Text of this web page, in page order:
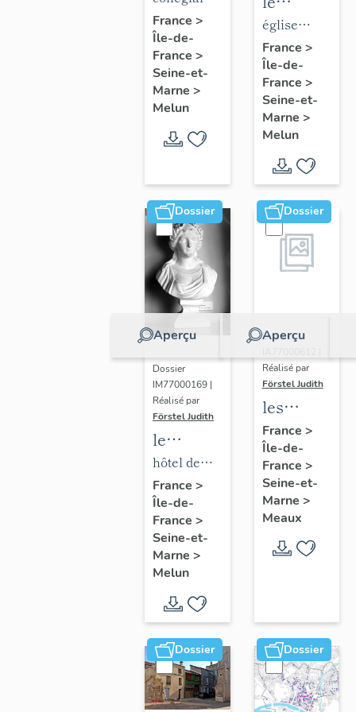
de la
collégiale
Notre-
Dame
Notre-
Dame
France >
Île-de-
France >
Seine-et-
Marne >
Melun
mobilier
de
l'église
Saint-
Aspais
église
paroissiale
Saint-
Aspais
France >
Île-de-
France >
Seine-et-
Marne >
Melun
Dossier
Aperçu
Dossier
IM77000169 |
Réalisé par
Förstel Judith
le
mobilier
de l'hôtel
de ville
hôtel de
ville
France >
Île-de-
France >
Seine-et-
Marne >
Melun
Dossier
Aperçu
Dossier
Réalisé par
Förstel Judith
les
maisons
et
immeubles
de
Meaux
France >
Île-de-
France >
Seine-et-
Marne >
Meaux
Dossier Dossier